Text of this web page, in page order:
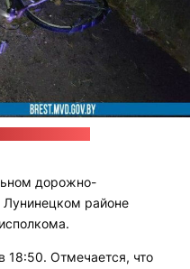
дорожно-
Лунинецком районе
18:50. Отмечается, что